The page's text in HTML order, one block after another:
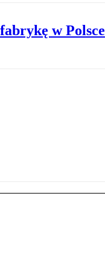
w Polsce